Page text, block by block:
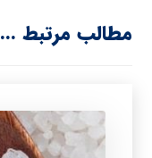
مطالب مرتبط ...